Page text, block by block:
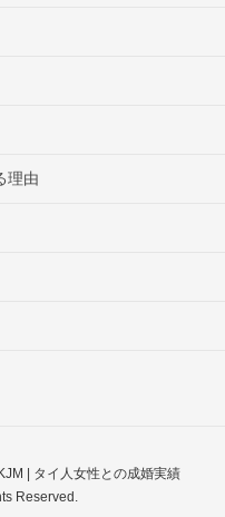
理由
| タイ人女性との成婚実績
Reserved.